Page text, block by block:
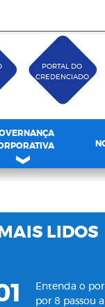
PORTAL DO
CREDENCIADO
MAIS LIDOS
Entenda o por
por 8 passou